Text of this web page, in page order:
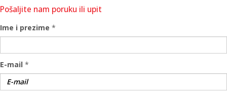
Pošaljite nam poruku ili upit
Ime i prezime *
E-mail *